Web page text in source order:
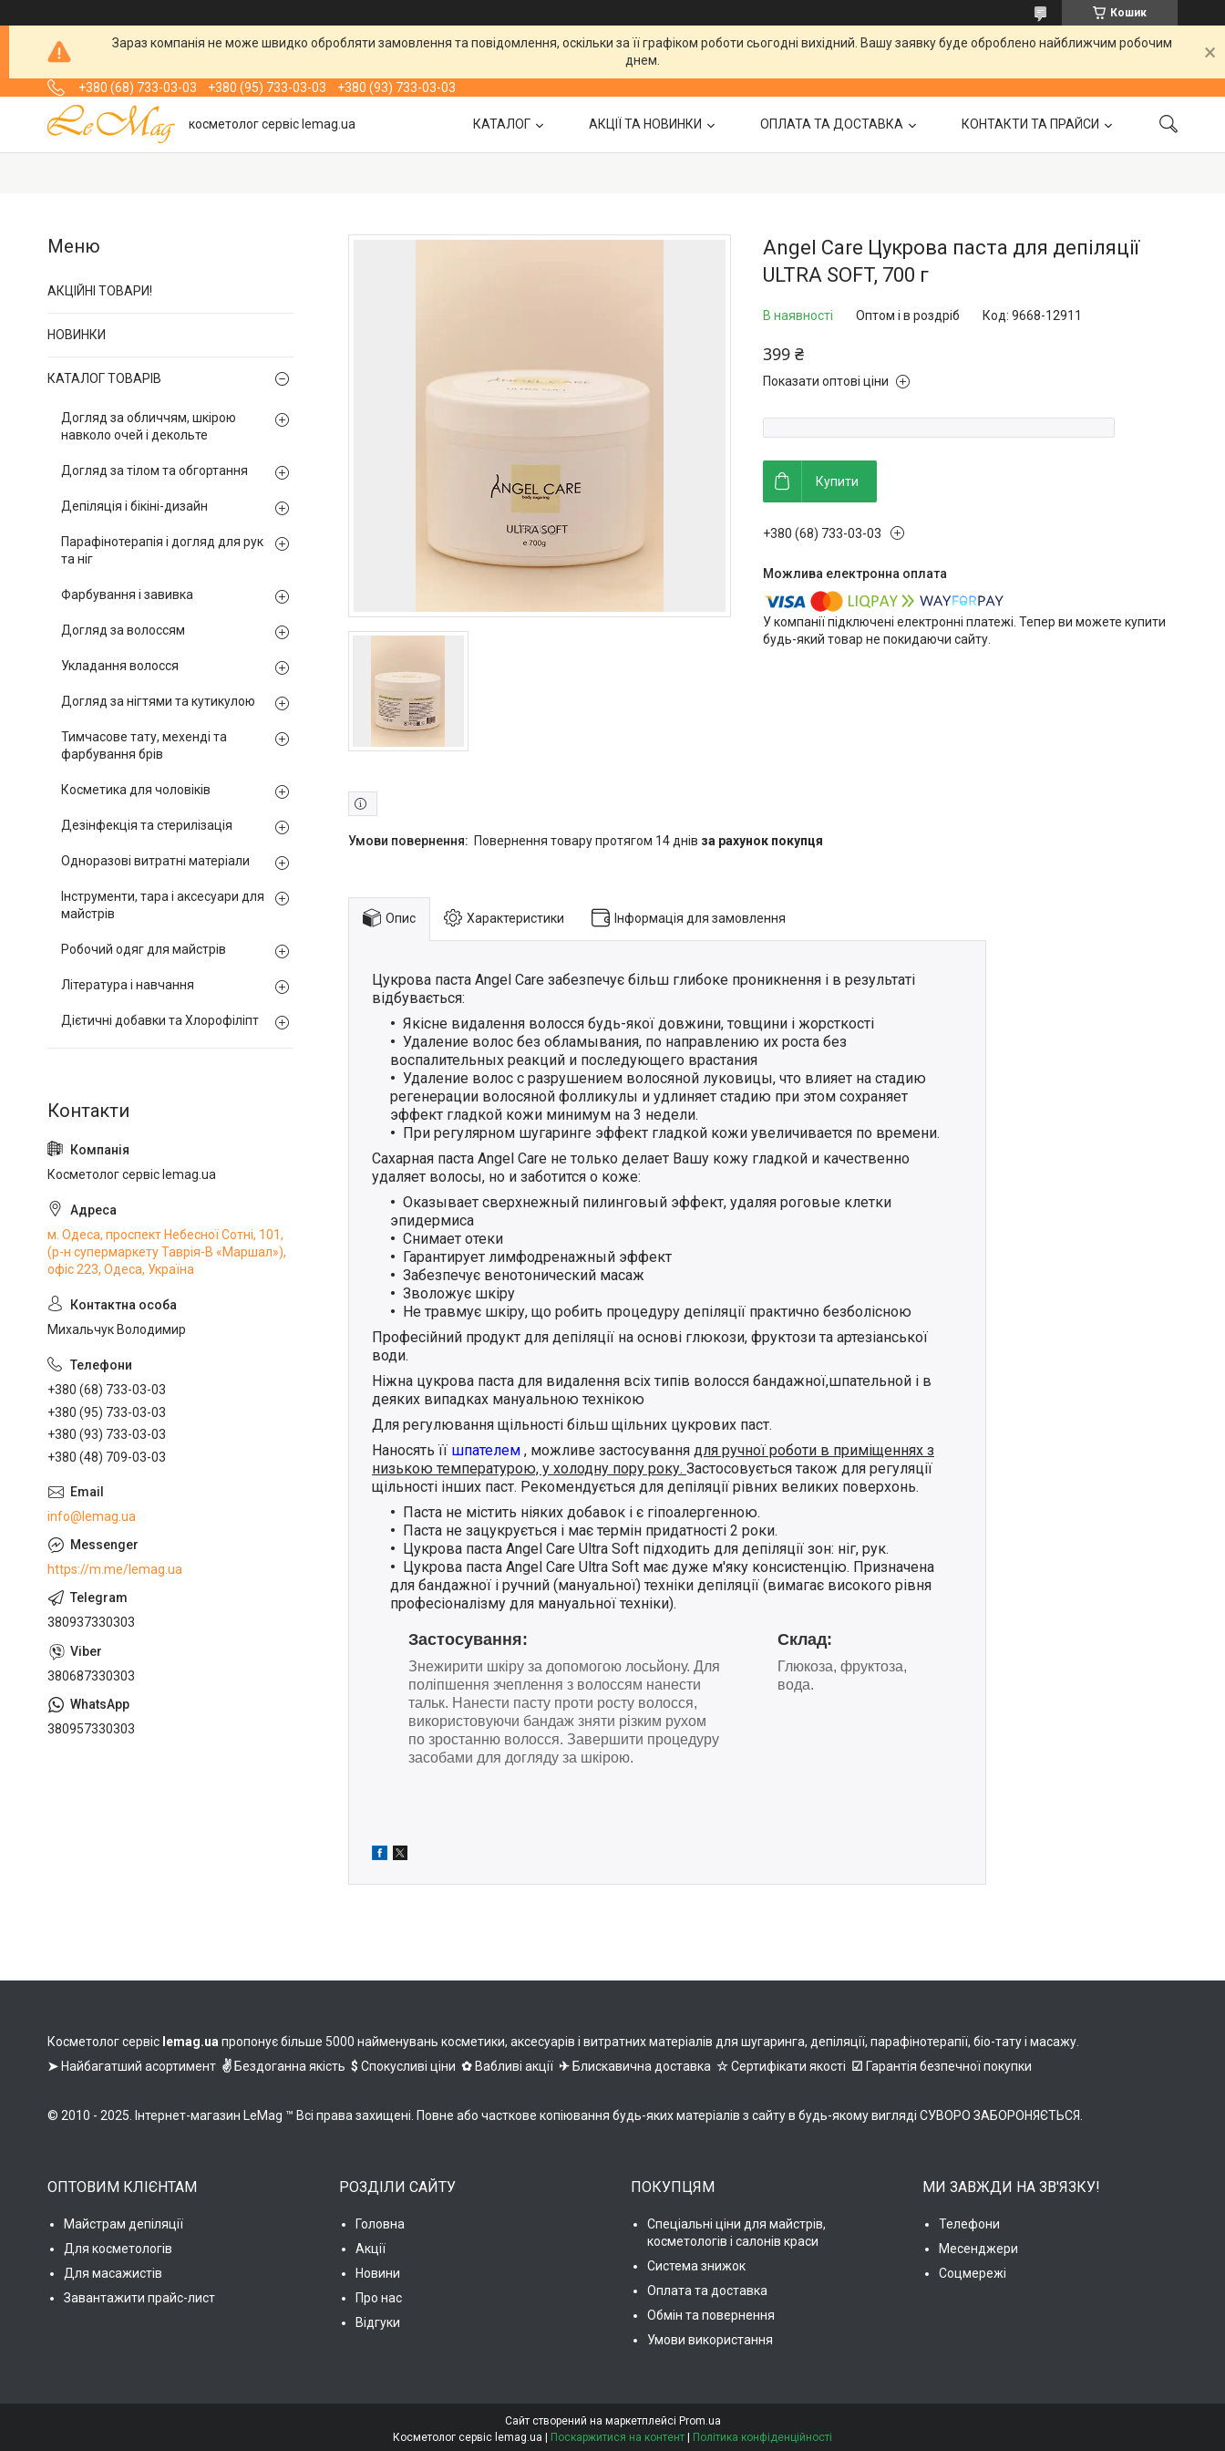
Кошик
Зараз компанія не може швидко обробляти замовлення та повідомлення, оскільки за її графіком роботи сьогодні вихідний. Вашу заявку буде оброблено найближчим робочим
днем.
+380 (68) 733-03-03
+380 (95) 733-03-03 +380 (93) 733-03-03
косметолог сервіс lemag.ua КАТАЛОГ АКЦІЇ ТА НОВИНКИ ОПЛАТА ТА ДОСТАВКА КОНТАКТИ ТА ПРАЙСИ
Angel Care Цукрова паста для депіляції
ULTRA SOFT, 700 г
В наявності Оптом і в роздріб Код: 9668-12911
399 ₴
Показати оптові ціни
Купити
+380 (68) 733-03-03
У компанії підключені електронні платежі. Тепер ви можете купити
будь-який товар не покидаючи сайту.
повернення товару протягом 14 днів за рахунок покупця
Опис Характеристики Інформація для замовлення
Цукрова паста Angel Care забезпечує більш глибоке проникнення і в результаті
відбувається:
Якісне видалення волосся будь-якої довжини, товщини і жорсткості
Удаление волос без обламывания, по направлению их роста без
воспалительных реакций и последующего врастания
Удаление волос с разрушением волосяной луковицы, что влияет на стадию
регенерации волосяной фолликулы и удлиняет стадию при этом сохраняет
эффект гладкой кожи минимум на 3 недели.
При регулярном шугаринге эффект гладкой кожи увеличивается по времени.
Сахарная паста Angel Care не только делает Вашу кожу гладкой и качественно
удаляет волосы, но и заботится о коже:
Оказывает сверхнежный пилинговый эффект, удаляя роговые клетки
эпидермиса
Снимает отеки
Гарантирует лимфодренажный эффект
Забезпечує венотонический масаж
Зволожує шкіру
Не травмує шкіру, що робить процедуру депіляції практично безболісною
Професійний продукт для депіляції на основі глюкози, фруктози та артезіанської
води.
Ніжна цукрова паста для видалення всіх типів волосся бандажної,шпательной і в
деяких випадках мануальною технікою
Для регулювання щільності більш щільних цукрових паст.
Наносять її шпателем , можливе застосування для ручної роботи в приміщеннях з
низькою температурою, у холодну пору року. Застосовується також для регуляції
щільності інших паст. Рекомендується для депіляції рівних великих поверхонь.
Паста не містить ніяких добавок і є гіпоалергенною.
Паста не зацукрується і має термін придатності 2 роки.
Цукрова паста Angel Care Ultra Soft підходить для депіляції зон: ніг, рук.
Цукрова паста Angel Care Ultra Soft має дуже м'яку консистенцію. Призначена
для бандажної і ручний (мануальної) техніки депіляції (вимагає високого рівня
професіоналізму для мануальної техніки).
Застосування:
Знежирити шкіру за допомогою лосьйону. Для
поліпшення зчеплення з волоссям нанести
тальк. Нанести пасту проти росту волосся,
використовуючи бандаж зняти різким рухом
по зростанню волосся. Завершити процедуру
засобами для догляду за шкірою.
Склад:
Глюкоза, фруктоза,
вода.
АКЦІЙНІ ТОВАРИ!
НОВИНКИ
КАТАЛОГ ТОВАРІВ
Догляд за обличчям, шкірою
навколо очей і декольте
Догляд за тілом та обгортання
Депіляція і бікіні-дизайн
Парафінотерапія і догляд для рук
та ніг
Фарбування і завивка
Догляд за волоссям
Укладання волосся
Догляд за нігтями та кутикулою
Тимчасове тату, мехенді та
фарбування брів
Косметика для чоловіків
Дезінфекція та стерилізація
Одноразові витратні матеріали
Інструменти, тара і аксесуари для
майстрів
Робочий одяг для майстрів
Література і навчання
Дієтичні добавки та Хлорофіліпт
Косметолог сервіс lemag.ua
м. Одеса, проспект Небесної Сотні, 101,
(р-н супермаркету Таврія-В «Маршал»),
офіс 223, Одеса, Україна
Михальчук Володимир
+380 (68) 733-03-03
+380 (95) 733-03-03
+380 (93) 733-03-03
+380 (48) 709-03-03
info@lemag.ua
https://m.me/lemag.ua
380937330303
380687330303
380957330303
Косметолог сервіс lemag.ua пропонує більше 5000 найменувань косметики, аксесуарів і витратних матеріалів для шугаринга, депіляції, парафінотерапії, біо-тату і масажу.
➤Найбагатший асортимент ✌Бездоганна якість $ Спокусливі ціни ✿Вабливі акції ✈Блискавична доставка ☆Сертифікати якості ☑ Гарантія безпечної покупки
© 2010 - 2025. Інтернет-магазин LeMag ™ Всі права захищені. Повне або часткове копіювання будь-яких матеріалів з сайту в будь-якому вигляді СУВОРО ЗАБОРОНЯЄТЬСЯ.
ОПТОВИМ КЛІЄНТАМ
Майстрам депіляції
Для косметологів
Для масажистів
Завантажити прайс-лист
РОЗДІЛИ САЙТУ
Головна
Акції
Новини
Про нас
Відгуки
ПОКУПЦЯМ
Спеціальні ціни для майстрів,
косметологів і салонів краси
Система знижок
Оплата та доставка
Обмін та повернення
Умови використання
МИ ЗАВЖДИ НА ЗВ'ЯЗКУ!
Телефони
Месенджери
Соцмережі
Сайт створений на маркетплейсі Prom.ua
Косметолог сервіс lemag.ua | Поскаржитися на контент | Політика конфіденційності